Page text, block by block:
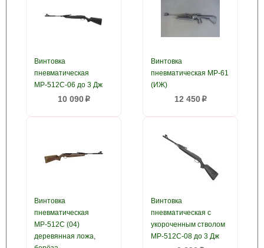
Винтовка
пневматическая
МР-512С-06 до 3 Дж
10 090p
Винтовка
пневматическая МР-61
(ИЖ)
12 450p
Винтовка
пневматическая
МР-512С (04)
деревянная ложа,
Винтовка
пневматическая с
укороченным стволом
МР-512С-08 до 3 Дж